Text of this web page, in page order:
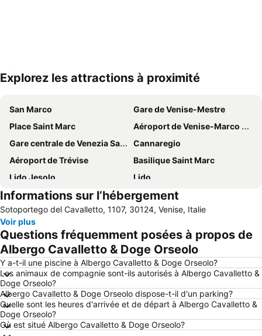
Explorez les attractions à proximité
San Marco
Gare de Venise-Mestre
Place Saint Marc
Aéroport de Venise-Marco Polo
Gare centrale de Venezia Santa Lucia
Cannaregio
Aéroport de Trévise
Basilique Saint Marc
Lido Jesolo
Lido
Pont du Rialto
Carnevale di Venezia
Terminal di Piazzale Roma
Marghera
Gare centrale de Padoue
Dorsoduro
Port de Venise
San Polo
Porto Marghera
Campanile de Saint-Marc
Praia de Mira
Ghetto
Grand Canal
Sottomarina
Île de Murano
Quartier de Castello
Sottomarina
Informations sur l’hébergement
Sotoportego del Cavalletto, 1107, 30124, Venise, Italie
Voir plus
Questions fréquemment posées à propos de
Albergo Cavalletto & Doge Orseolo
Y a-t-il une piscine à Albergo Cavalletto & Doge Orseolo?
Les animaux de compagnie sont-ils autorisés à Albergo Cavalletto &
Doge Orseolo?
Albergo Cavalletto & Doge Orseolo dispose-t-il d'un parking?
Quelle sont les heures d'arrivée et de départ à Albergo Cavalletto &
Doge Orseolo?
Où est situé Albergo Cavalletto & Doge Orseolo?